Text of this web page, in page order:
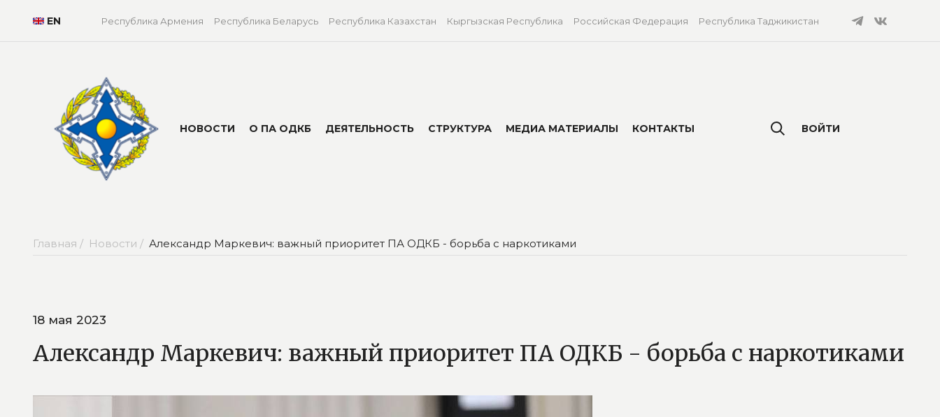
EN Республика Армения Республика Беларусь Республика Казахстан Кыргызская Республика Российская Федерация Республика Таджикистан
НОВОСТИ О ПА ОДКБ ДЕЯТЕЛЬНОСТЬ СТРУКТУРА МЕДИА МАТЕРИАЛЫ КОНТАКТЫ ВОЙТИ
Главная / Новости / Александр Маркевич: важный приоритет ПА ОДКБ - борьба с наркотиками
18 мая 2023
Александр Маркевич: важный приоритет ПА ОДКБ - борьба с наркотиками